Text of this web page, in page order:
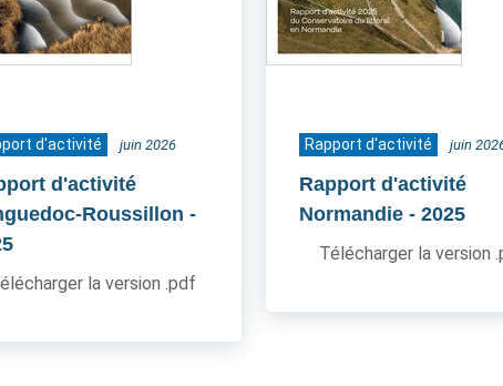
d'activité juin 2026
d'activité
Roussillon -
la version .pdf
Rapport d'activité juin
Rapport d'activité
Normandie - 2025
Télécharger la version